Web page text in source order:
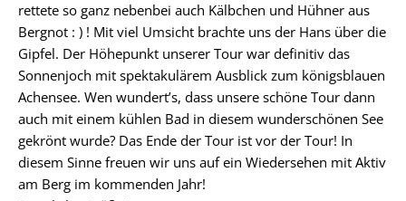
rettete so ganz nebenbei auch Kälbchen und Hühner aus
Bergnot : ) ! Mit viel Umsicht brachte uns der Hans über die
Gipfel. Der Höhepunkt unserer Tour war definitiv das
Sonnenjoch mit spektakulärem Ausblick zum königsblauen
Achensee. Wen wundert’s, dass unsere schöne Tour dann
auch mit einem kühlen Bad in diesem wunderschönen See
gekrönt wurde? Das Ende der Tour ist vor der Tour! In
diesem Sinne freuen wir uns auf ein Wiedersehen mit Aktiv
am Berg im kommenden Jahr!